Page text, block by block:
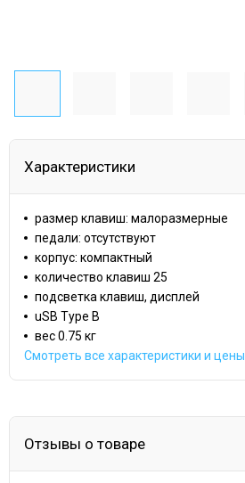
Характеристики
размер клавиш: малоразмерные
педали: отсутствуют
корпус: компактный
количество клавиш 25
подсветка клавиш, дисплей
uSB Type B
вес 0.75 кг
Смотреть все характеристики и цены
Отзывы о товаре